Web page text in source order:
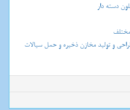
دسته دار
و تولید مخازن ذخیره و حمل سیالات